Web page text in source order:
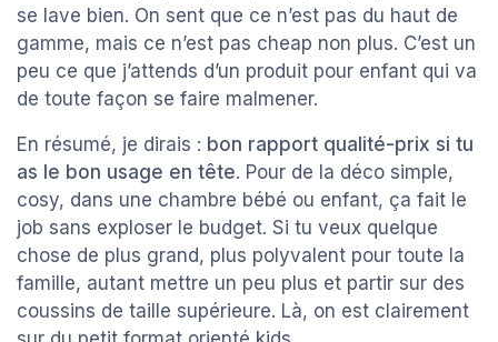
se lave bien. On sent que ce n’est pas du haut de
gamme, mais ce n’est pas cheap non plus. C’est un
peu ce que j’attends d’un produit pour enfant qui va
de toute façon se faire malmener.
En résumé, je dirais : bon rapport qualité-prix si tu
as le bon usage en tête. Pour de la déco simple,
cosy, dans une chambre bébé ou enfant, ça fait le
job sans exploser le budget. Si tu veux quelque
chose de plus grand, plus polyvalent pour toute la
famille, autant mettre un peu plus et partir sur des
coussins de taille supérieure. Là, on est clairement